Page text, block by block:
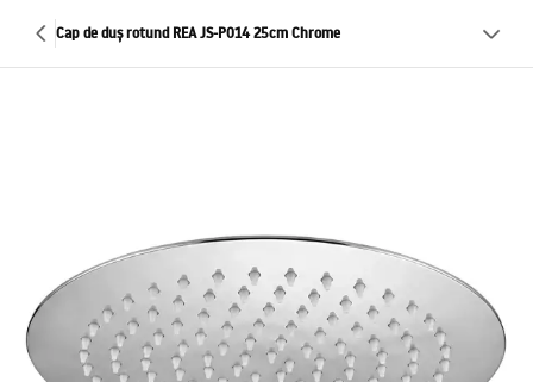
Cap de duș rotund REA JS-P014 25cm Chrome